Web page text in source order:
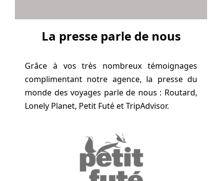
La presse parle de nous
Grâce à vos très nombreux témoignages
complimentant notre agence, la presse du
monde des voyages parle de nous : Routard,
Lonely Planet, Petit Futé et TripAdvisor.